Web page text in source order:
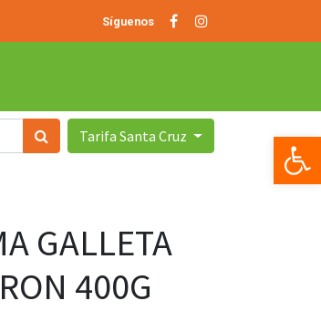
Síguenos
Tarifa Santa Cruz
GALLETA
400G